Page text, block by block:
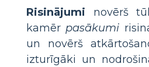
Risinājumi novērš
kamēr pasākumi
un novērš
izturīgāki un